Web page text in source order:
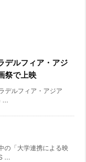
ルフィア・アジ
祭で上映
デルフィア・アジア
...
の「大学連携による映
...